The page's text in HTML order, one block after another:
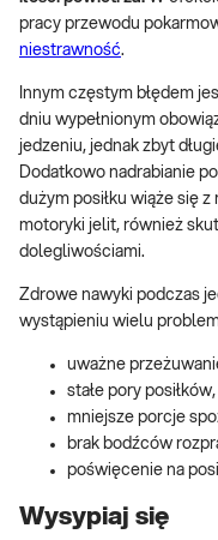
pracy przewodu
niestrawność.
Innym częstym błędem
dniu wypełnionym
jedzeniu, jednak zbyt
Dodatkowo nadrabianie
dużym posiłku wiąże się
motoryki jelit, również
dolegliwościami.
Zdrowe nawyki podczas
wystąpieniu wielu
uważne
stałe pory posiłków,
mniejsze porcje
brak bodźców
poświęcenie na
Wysypiaj się